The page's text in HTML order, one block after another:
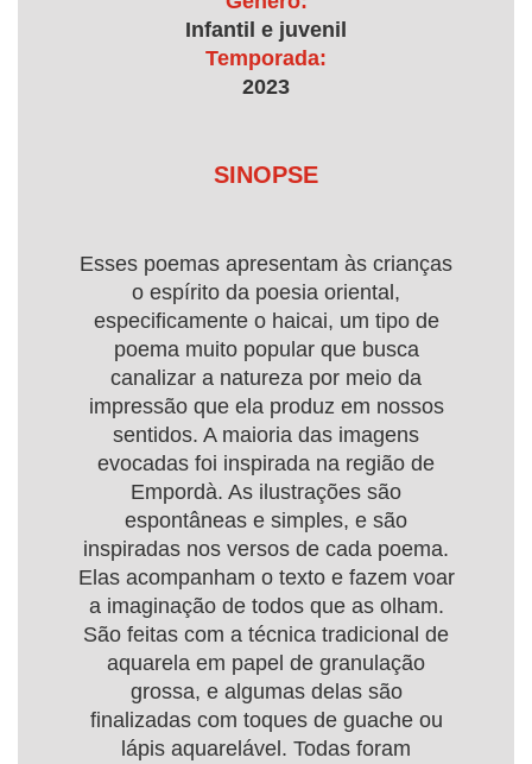
Infantil e juvenil
Temporada:
2023
SINOPSE
Esses poemas apresentam às crianças
o espírito da poesia oriental,
especificamente o haicai, um tipo de
poema muito popular que busca
canalizar a natureza por meio da
impressão que ela produz em nossos
sentidos. A maioria das imagens
evocadas foi inspirada na região de
Empordà. As ilustrações são
espontâneas e simples, e são
inspiradas nos versos de cada poema.
Elas acompanham o texto e fazem voar
a imaginação de todos que as olham.
São feitas com a técnica tradicional de
aquarela em papel de granulação
grossa, e algumas delas são
finalizadas com toques de guache ou
lápis aquarelável. Todas foram